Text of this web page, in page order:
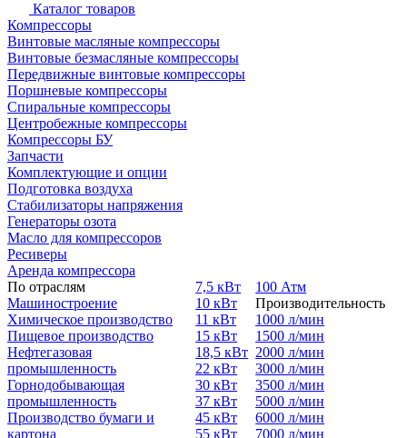
Каталог товаров
Компрессоры
Винтовые масляные компрессоры
Винтовые безмасляные компрессоры
Передвижные винтовые компрессоры
Поршневые компрессоры
Спиральные компрессоры
Центробежные компрессоры
Компрессоры БУ
Запчасти
Комплектующие и опции
Подготовка воздуха
Стабилизаторы напряжения
Генераторы озота
Масло для компрессоров
Ресиверы
Аренда компрессора
По отраслям
Машиностроение
Химическое производство
Пищевое производство
Нефтегазовая
промышленность
Горнодобывающая
промышленность
Производство бумаги и
картона
7,5 кВт
10 кВт
11 кВт
15 кВт
18,5 кВт
22 кВт
30 кВт
37 кВт
45 кВт
55 кВт
100 Атм
Производительность
1000 л/мин
1500 л/мин
2000 л/мин
3000 л/мин
3500 л/мин
5000 л/мин
6000 л/мин
7000 л/мин